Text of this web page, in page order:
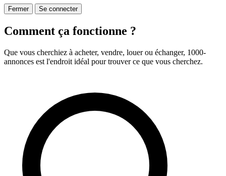
Fermer Se connecter
Comment ça fonctionne ?
Que vous cherchiez à acheter, vendre, louer ou échanger, 1000-
annonces est l'endroit idéal pour trouver ce que vous cherchez.